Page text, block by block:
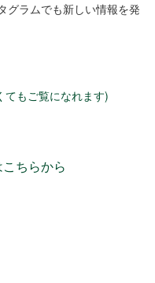
グラムでも新しい情報を発
てもご覧になれます)
ちらから